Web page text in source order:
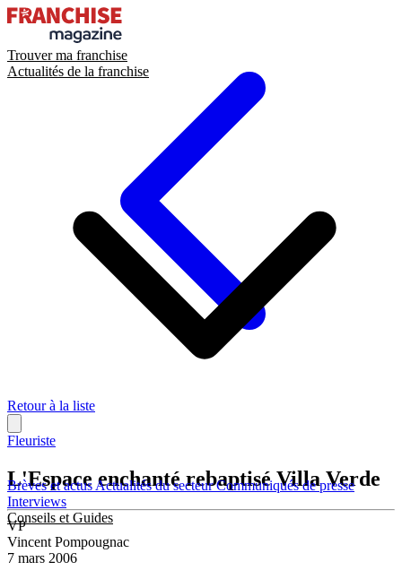
Trouver ma franchise
Actualités de la franchise
Brèves et actus Actualités du secteurCommuniqués de presse
Interviews
Conseils et Guides
Retour à la liste
Fleuriste
L'Espace enchanté rebaptisé Villa Verde
VP
Vincent Pompougnac
7 mars 2006